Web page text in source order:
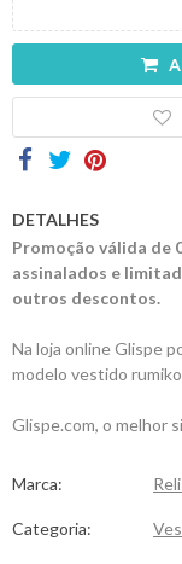
DETALHES
Promoção válida de
assinalados e
outros descontos.
Na loja online Glispe
modelo vestido rumiko
Glispe.com, o melhor
Marca:
Categoria: